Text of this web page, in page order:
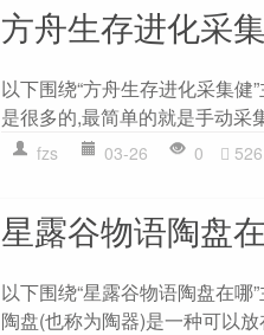
方舟生存进化采
以下围绕“方舟生存进化采集
是很多的,最简单的就是手动采
fzs 03-26 0 526
星露谷物语陶盘
以下围绕“星露谷物语陶盘在
陶盘(也称为陶器)是一种可以